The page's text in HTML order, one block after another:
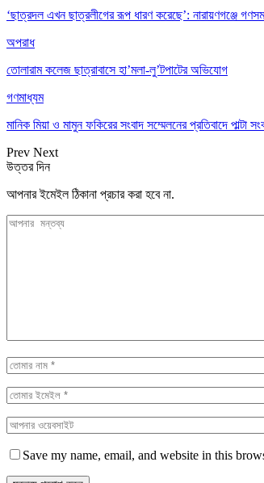
‘ছাত্রদল এখন ছাত্রলীগের রূপ ধারণ করেছে’: নারায়ণগঞ্জে
অপরাধ
তোলারাম কলেজ ছাত্রাবাসে হা’মলা-লু’টপাটের অভিযোগ
গণমাধ্যম
মানিক মিয়া ও মামুন ফকিরের সংবাদ সম্মেলনের প্রতিবাদে পাল্টা
Prev Next
উত্তর দিন
আপনার ইমেইল ঠিকানা প্রচার করা হবে না.
Save my name, email, and website in this